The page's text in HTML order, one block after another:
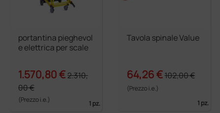
portantina pieghevol
e elettrica per scale
1.570,80 €2.310,
00 €
(Prezzo i.e.) 1 pz.
Tavola spinale Value
64,26 €102,00 €
(Prezzo i.e.)
1 pz.